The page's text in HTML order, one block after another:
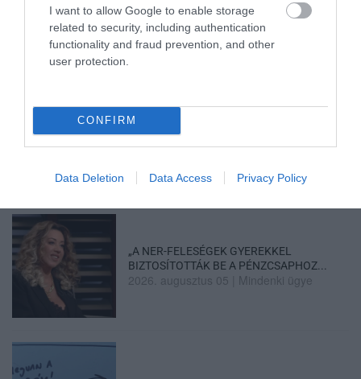
I want to allow Google to enable storage
related to security, including authentication
functionality and fraud prevention, and other
user protection.
CONFIRM
Data Deletion Data Access Privacy Policy
OLTÁST A DÉDESTAPOLCSÁNYI...
2026. augusztus 05|Riasztó
VISSZATÉR EGER BELVÁROSÁNAK
LEGNAGYOBB BORÜNNEPE: AUGUSZT...
2026. augusztus 05|Programok
„A NER-FELESÉGEK GYEREKKEL
BIZTOSÍTOTTÁK BE A PÉNZCSAPHOZ...
2026. augusztus 05 Mindenki ügye